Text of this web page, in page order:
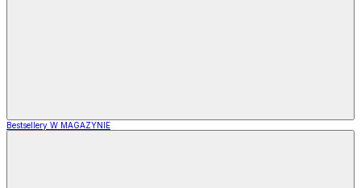
Bestsellery W MAGAZYNIE